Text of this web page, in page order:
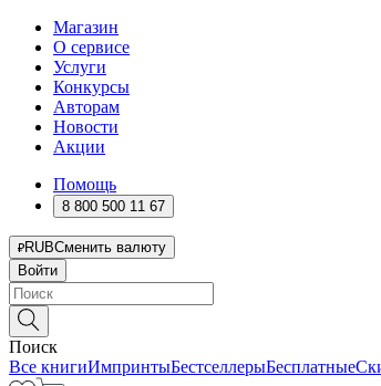
Магазин
О сервисе
Услуги
Конкурсы
Авторам
Новости
Акции
Помощь
8 800 500 11 67
RUBСменить валюту
Войти
Поиск
Все книгиИмпринтыБестселлерыБесплатные